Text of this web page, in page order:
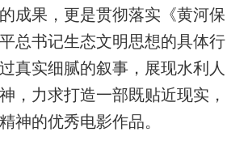
成果，更是贯彻落实《黄河保
总书记生态文明思想的具体行
真实细腻的叙事，展现水利人
，力求打造一部既贴近现实，
神的优秀电影作品。